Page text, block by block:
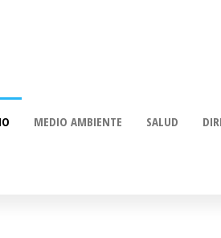
MEDIO AMBIENTE SALUD